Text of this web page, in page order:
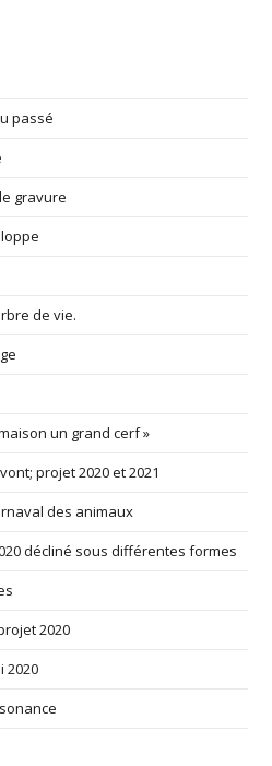
passé
gravure
de vie.
un grand cerf »
projet 2020 et 2021
des animaux
décliné sous différentes formes
2020
2020